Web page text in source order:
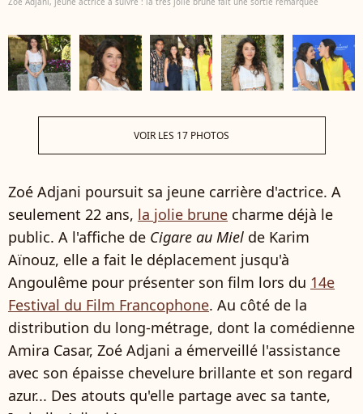
VOIR LES 17 PHOTOS
Zoé Adjani poursuit sa jeune carrière d'actrice. A
seulement 22 ans, la jolie brune charme déjà le
public. A l'affiche de Cigare au Miel de Karim
Aïnouz, elle a fait le déplacement jusqu'à
Angoulême pour présenter son film lors du 14e
Festival du Film Francophone. Au côté de la
distribution du long-métrage, dont la comédienne
Amira Casar, Zoé Adjani a émerveillé l'assistance
avec son épaisse chevelure brillante et son regard
azur... Des atouts qu'elle partage avec sa tante,